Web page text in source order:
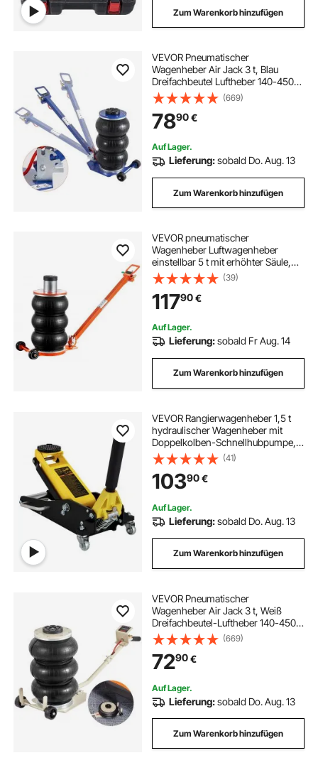
Zum Warenkorb hinzufügen
VEVOR Pneumatischer
Wagenheber Air Jack 3 t, Blau
Dreifachbeutel Luftheber 140-450
mm Hubhöhe Sack
Luftwagenheber, 5 Minuten Hub
Luftheber Wagenheberheber
Wagenheber für SUV, Lkw Blau
(669)
7890€
Auf Lager.
Lieferung:sobald Do. Aug. 13
Zum Warenkorb hinzufügen
VEVOR pneumatischer
Wagenheber Luftwagenheber
einstellbar 5 t mit erhöhter Säule,
leicht anzuhebender und
platzsparender Wagenheber mit
dicker Gummiauflage & langem
Griff, für Limousine SUV Pickup
(39)
11790€
Auf Lager.
Lieferung:sobald Fr Aug. 14
Zum Warenkorb hinzufügen
VEVOR Rangierwagenheber 1,5 t
hydraulischer Wagenheber mit
Doppelkolben-Schnellhubpumpe,
80-365 mm Autoheber aus
Aluminium & Stahl, 99 mm
Tablettdurchmesser Wagenheber
für Geländewagen & Werkstatt
(41)
10390€
Auf Lager.
Lieferung:sobald Do. Aug. 13
Zum Warenkorb hinzufügen
VEVOR Pneumatischer
Wagenheber Air Jack 3 t, Weiß
Dreifachbeutel-Luftheber 140-450
mm Hubhöhe Airbag
Luftwagenheber mit langem Griff, 5
Minuten Hub Luftheber
Wagenheber für SUV, Lkw, Pkw
usw.
(669)
7290€
Auf Lager.
Lieferung:sobald Do. Aug. 13
Zum Warenkorb hinzufügen